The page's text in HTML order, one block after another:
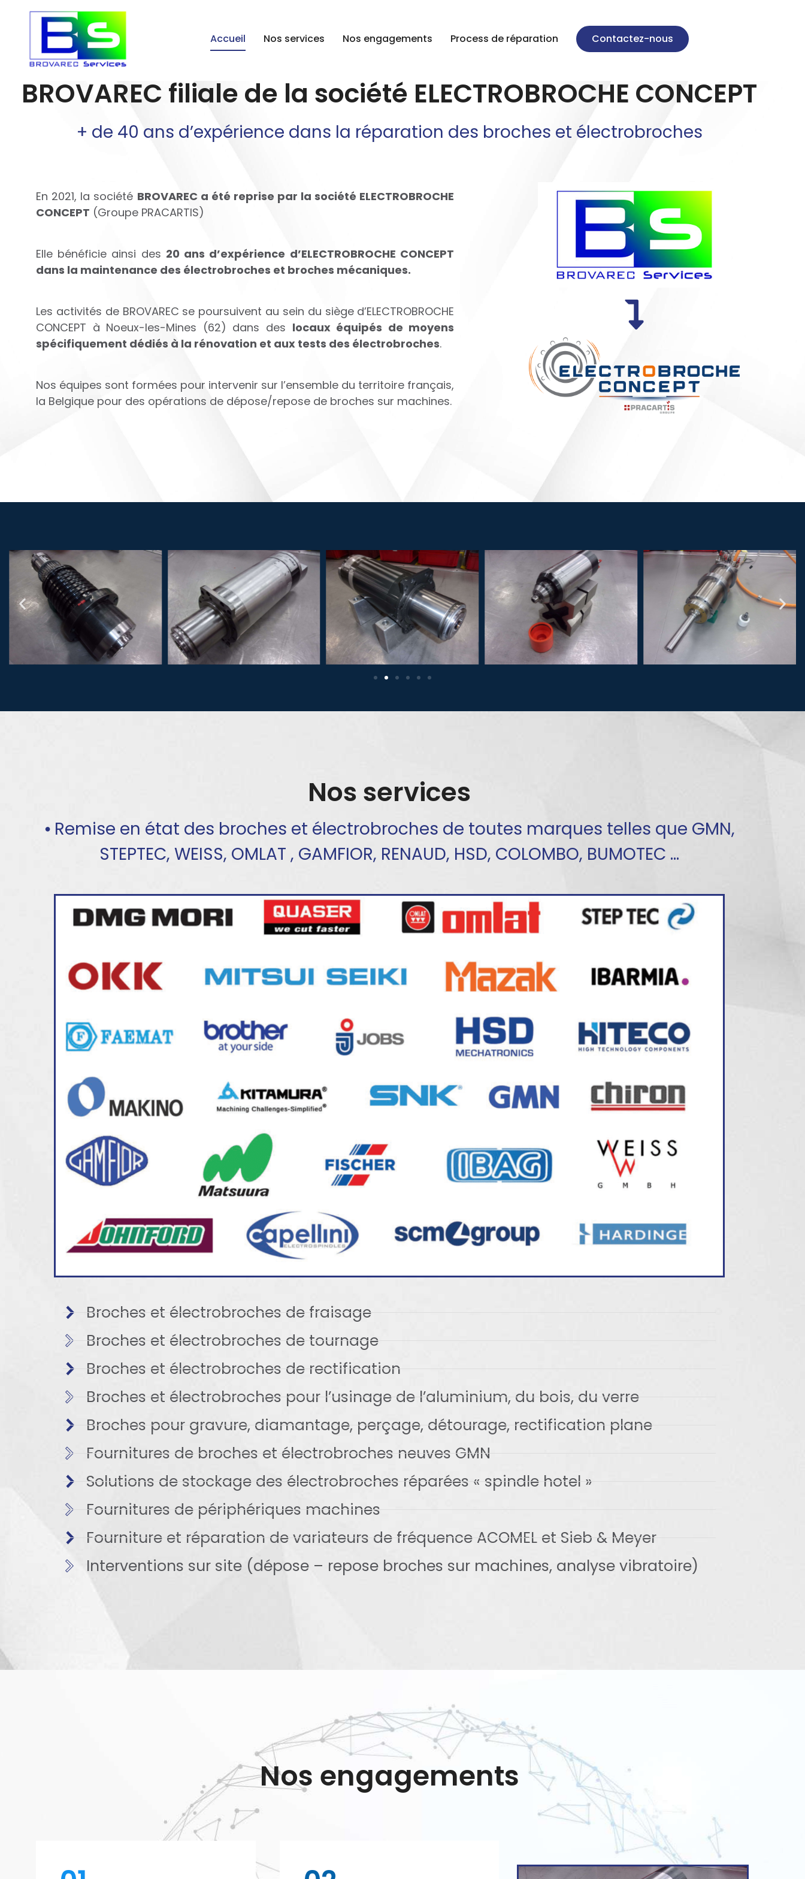
Accueil Nos services Nos engagements Process de réparation Contactez-nous
BROVAREC filiale de la société ELECTROBROCHE CONCEPT
+ de 40 ans d’expérience dans la réparation des broches et électrobroches
En 2021, la société BROVAREC a été reprise par la société ELECTROBROCHE
CONCEPT (Groupe PRACARTIS)
Elle bénéficie ainsi des 20 ans d’expérience d’ELECTROBROCHE CONCEPT
dans la maintenance des électrobroches et broches mécaniques.
Les activités de BROVAREC se poursuivent au sein du siège d’ELECTROBROCHE
CONCEPT à Noeux-les-Mines (62) dans des locaux équipés de moyens
spécifiquement dédiés à la rénovation et aux tests des électrobroches.
Nos équipes sont formées pour intervenir sur l’ensemble du territoire français,
la Belgique pour des opérations de dépose/repose de broches sur machines.
Nos services
⦁ Remise en état des broches et électrobroches de toutes marques telles que GMN,
STEPTEC, WEISS, OMLAT , GAMFIOR, RENAUD, HSD, COLOMBO, BUMOTEC …
Broches et électrobroches de fraisage
Broches et électrobroches de tournage
Broches et électrobroches de rectification
Broches et électrobroches pour l’usinage de l’aluminium, du bois, du verre
Broches pour gravure, diamantage, perçage, détourage, rectification plane
Fournitures de broches et électrobroches neuves GMN
Solutions de stockage des électrobroches réparées « spindle hotel »
Fournitures de périphériques machines
Fourniture et réparation de variateurs de fréquence ACOMEL et Sieb & Meyer
Interventions sur site (dépose – repose broches sur machines, analyse vibratoire)
Nos engagements